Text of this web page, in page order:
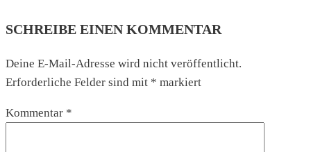
SCHREIBE EINEN KOMMENTAR
Deine E-Mail-Adresse wird nicht veröffentlicht.
Erforderliche Felder sind mit * markiert
Kommentar *